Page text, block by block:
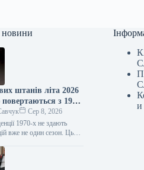
новини
штанів літа 2026
з 1970-
Сер 8, 2026
1970-х не здають
вже не один сезон. Цього
и